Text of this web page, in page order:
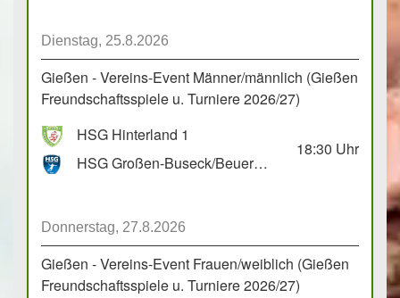
Dienstag, 25.8.2026
Gießen - Vereins-Event Männer/männlich (Gießen
Freundschaftsspiele u. Turniere 2026/27)
HSG Hinterland 1
HSG Großen-Buseck/Beuern 1
18:30 Uhr
Donnerstag, 27.8.2026
Gießen - Vereins-Event Frauen/weiblich (Gießen
Freundschaftsspiele u. Turniere 2026/27)